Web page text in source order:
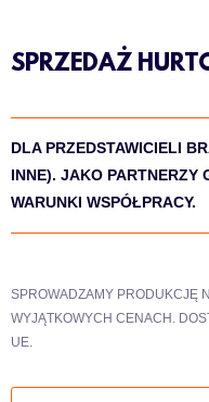
SPRZEDAŻ
DLA PRZEDSTAWICIELI
INNE). JAKO PARTNERZY
WARUNKI WSPÓŁPRACY.
SPROWADZAMY PRODUKCJĘ
WYJĄTKOWYCH CENACH.
UE.